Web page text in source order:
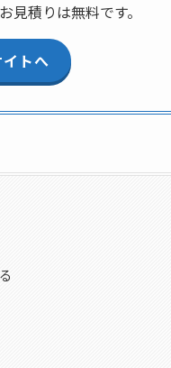
見積りは無料です。
トへ